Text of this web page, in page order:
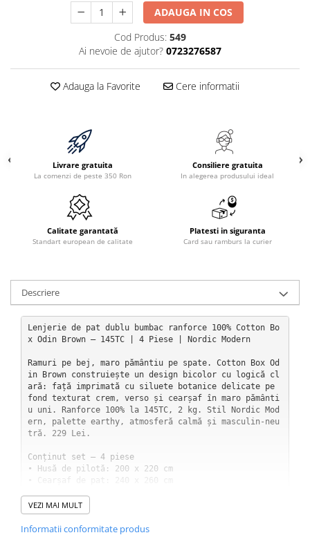
ADAUGA IN COS
Cod Produs: 549
Ai nevoie de ajutor? 0723276587
Adauga la Favorite Cere informatii
Livrare gratuita
La comenzi de peste 350 Ron
Consiliere gratuita
In alegerea produsului ideal
Calitate garantată
Standart european de calitate
Platesti in siguranta
Card sau ramburs la curier
Descriere
Lenjerie de pat dublu bumbac ranforce 100% Cotton Bo
x Odin Brown — 145TC | 4 Piese | Nordic Modern
Ramuri pe bej, maro pământiu pe spate. Cotton Box Od
in Brown construiește un design bicolor cu logică cl
ară: față imprimată cu siluete botanice delicate pe
fond texturat crem, verso și cearșaf în maro pământi
u uni. Ranforce 100% la 145TC, 2 kg. Stil Nordic Mod
ern, palette earthy, atmosferă calmă și masculin-neu
tră. 229 Lei.
Conținut set — 4 piese
• Husă de pilotă: 200 x 220 cm
• Cearșaf de pat: 240 x 260 cm
Specificații tehnice
• Material: bumbac ranforce 100%
VEZI MAI MULT
Informatii conformitate produs